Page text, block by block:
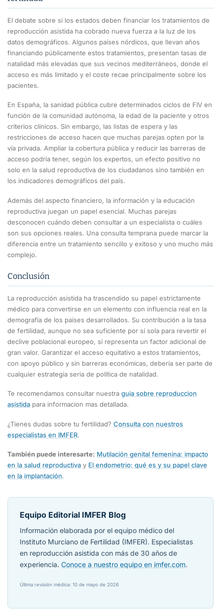
El debate sobre si los estados deben financiar los tratamientos de
reproducción asistida ha cobrado nueva fuerza a la luz de los
datos demográficos. Algunos países nórdicos, que llevan años
financiando públicamente estos tratamientos, presentan tasas de
natalidad más elevadas que sus vecinos mediterráneos, donde el
acceso es más limitado y el coste recae principalmente sobre los
pacientes.
En España, la sanidad pública cubre determinados ciclos de FIV en
función de la comunidad autónoma, la edad de la paciente y otros
criterios clínicos. Sin embargo, las listas de espera y las
restricciones de acceso hacen que muchas parejas opten por la
vía privada. Ampliar la cobertura pública y reducir las barreras de
acceso podría tener, según los expertos, un efecto positivo no
solo en la salud reproductiva de los ciudadanos sino también en
los indicadores demográficos del país.
Además del aspecto financiero, la información y la educación
reproductiva juegan un papel esencial. Muchas parejas
desconocen cuándo deben consultar a un especialista o cuáles
son sus opciones reales. Una consulta temprana puede marcar la
diferencia entre un tratamiento sencillo y exitoso y uno mucho más
complejo.
Conclusión
La reproducción asistida ha trascendido su papel estrictamente
médico para convertirse en un elemento con influencia real en la
demografía de los países desarrollados. Su contribución a la tasa
de fertilidad, aunque no sea suficiente por sí sola para revertir el
declive poblacional europeo, sí representa un factor adicional de
gran valor. Garantizar el acceso equitativo a estos tratamientos,
con apoyo público y sin barreras económicas, debería ser parte de
cualquier estrategia seria de política de natalidad.
Te recomendamos consultar nuestra guia sobre reproduccion
asistida para informacion mas detallada.
¿Tienes dudas sobre tu fertilidad? Consulta con nuestros
especialistas en IMFER.
También puede interesarte: Mutilación genital femenina: impacto
en la salud reproductiva y El endometrio: qué es y su papel clave
en la implantación.
Equipo Editorial IMFER Blog
Información elaborada por el equipo médico del
Instituto Murciano de Fertilidad (IMFER). Especialistas
en reproducción asistida con más de 30 años de
experiencia. Conoce a nuestro equipo en imfer.com.
Última revisión médica: 10 de mayo de 2026